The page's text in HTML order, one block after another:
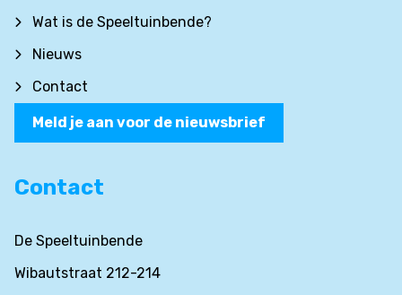
Wat is de Speeltuinbende?
Nieuws
Contact
Meld je aan voor de nieuwsbrief
Contact
De Speeltuinbende
Wibautstraat 212-214